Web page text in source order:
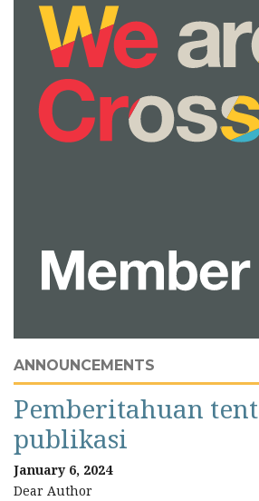
ANNOUNCEMENTS
Pemberitahuan
publikasi
January 6, 2024
Dear Author